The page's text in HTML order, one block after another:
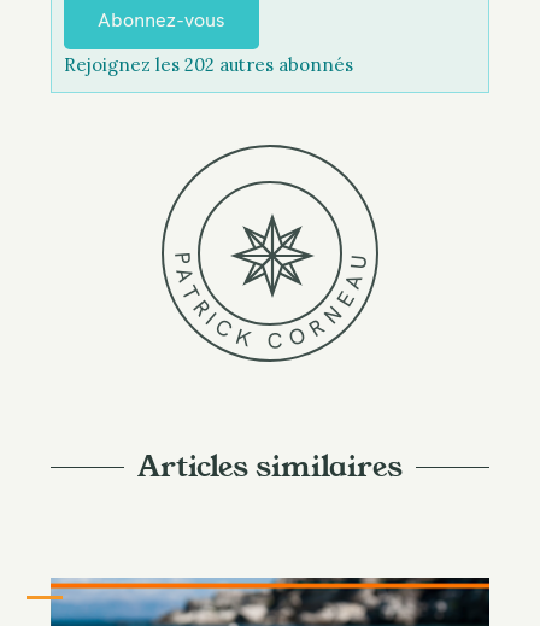
s
s
Abonnez-vous
Rejoignez les 202 autres abonnés
P
A
T
R
ICK C ORN
E
A
U
Articles similaires